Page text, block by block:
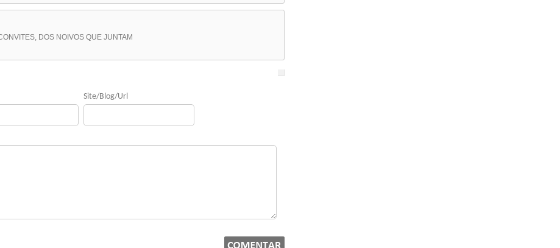
DOS NOIVOS QUE JUNTAM
Site/Blog/Url